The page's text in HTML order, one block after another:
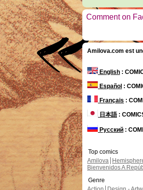
Comment on
Amilova.com est
English :
Español :
Français :
日本語:
Русский :
Top comics
Amilova
Bienvenidos A
Genre